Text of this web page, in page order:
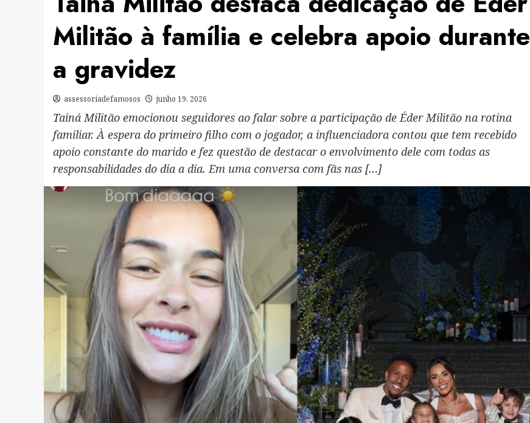
Militão à família e celebra apoio durante
a gravidez
assessoriadefamosos junho 19, 2026
Tainá Militão emocionou seguidores ao falar sobre a participação de Éder Militão na rotina
familiar. À espera do primeiro filho com o jogador, a influenciadora contou que tem recebido
apoio constante do marido e fez questão de destacar o envolvimento dele com todas as
responsabilidades do dia a dia. Em uma conversa com fãs nas […]